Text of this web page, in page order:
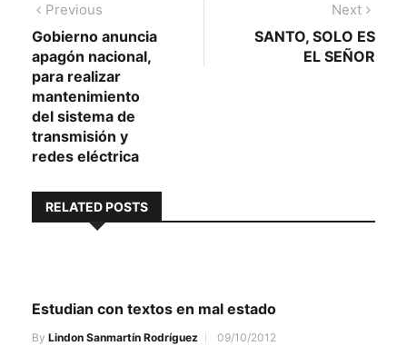
Navegación
de
entradas
Previous
post:
Gobierno anuncia
apagón nacional,
para realizar
mantenimiento
del sistema de
transmisión y
redes eléctrica
Next
post:
SANTO, SOLO ES
EL SEÑOR
RELATED POSTS
Estudian con textos en mal estado
By Lindon Sanmartín Rodríguez 09/10/2012